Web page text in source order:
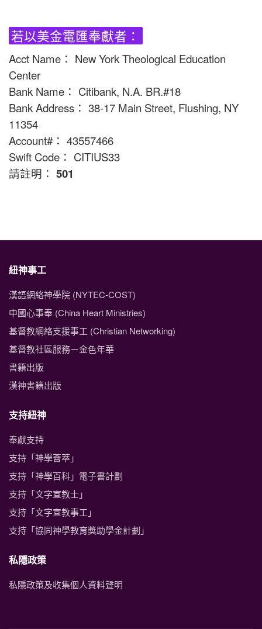
若以美金電匯奉獻者：
Acct Name： New York Theological Education
Center
Bank Name： Citibank, N.A. BR.#18
Bank Address： 38-17 Main Street, Flushing, NY
11354
Account#： 43557466
Swift Code： CITIUS33
請註明： 501
紐神事工
漢語網絡神學院 (NYTEC-COST)
中國心事奉 (China Heart Ministries)
基督教網絡支援事工 (Christian Networking)
基督教社區服務－金色年華
書籍出版
漢神書籍出版
支持紐神
奉獻支持
支持「神學薈萃」
支持「神學百科」電子書計劃
支持「文字宣教士」
支持「文字宣教事工」
支持「協同神學教育獎助學金計劃」
私隱政策
私隱政策及收集個人資料聲明